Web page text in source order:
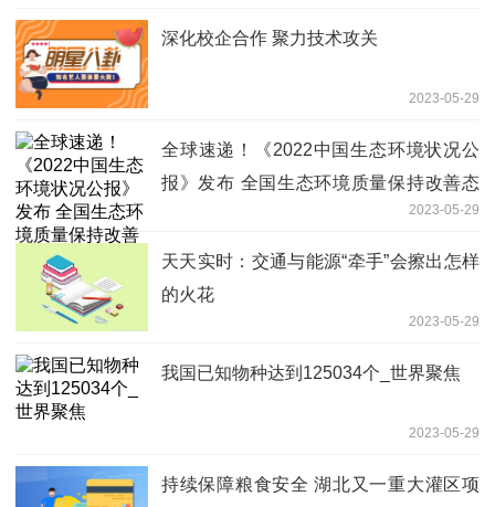
深化校企合作 聚力技术攻关
2023-05-29
全球速递！《2022中国生态环境状况公
报》发布 全国生态环境质量保持改善态
2023-05-29
天天实时：交通与能源“牵手”会擦出怎样
的火花
2023-05-29
我国已知物种达到125034个_世界聚焦
2023-05-29
持续保障粮食安全 湖北又一重大灌区项